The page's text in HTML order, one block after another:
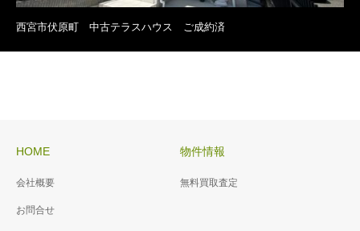
西宮市伏原町 中古テラスハウス ご成約済
HOME
会社概要
お問合せ
物件情報
無料買取査定